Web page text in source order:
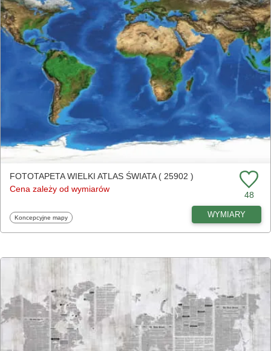
FOTOTAPETA WIELKI ATLAS ŚWIATA ( 25902 )
Cena zależy od wymiarów
48
Fototapety
Koncepcyjne mapy WYMIARY